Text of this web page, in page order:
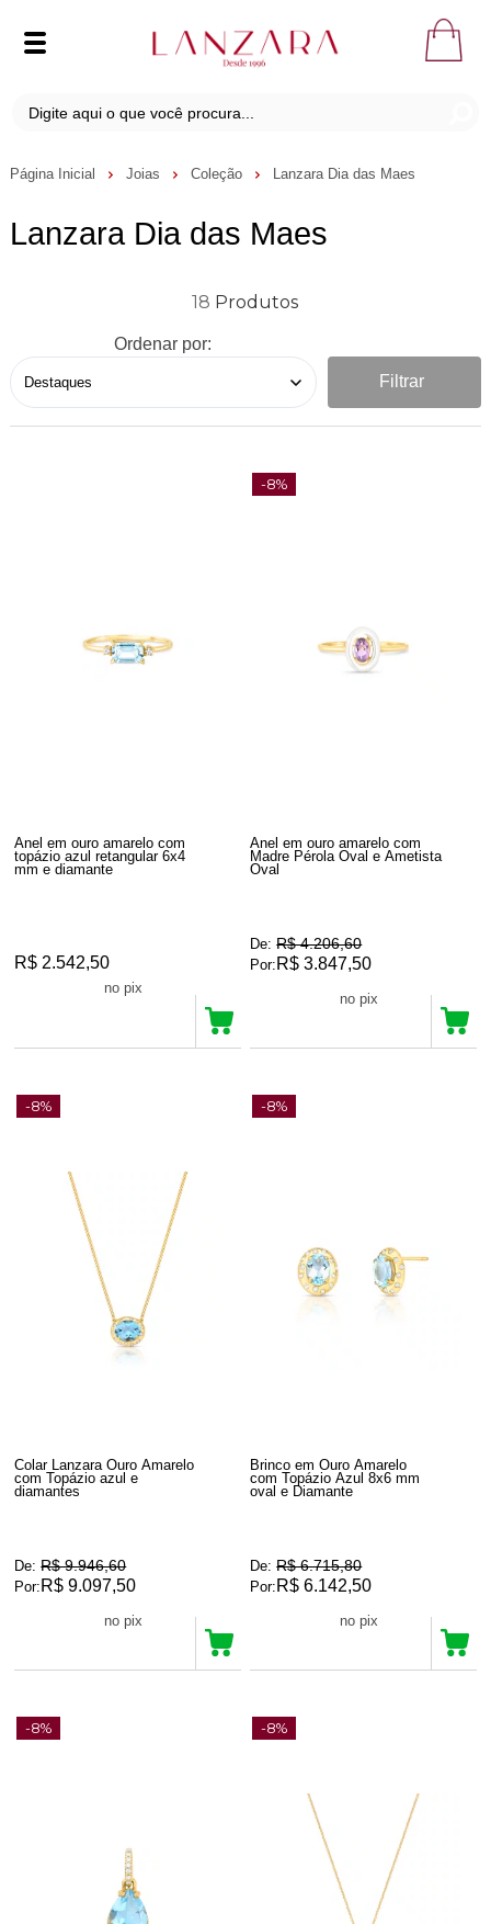
Página Inicial Joias Coleção Lanzara Dia das Maes
Lanzara Dia das Maes
18
Ordenar por:
Filtrar
Anel em ouro amarelo com
topázio azul retangular 6x4
mm e diamante
R$ 2.542,50
no pix
-8%
Anel em ouro amarelo com
Madre Pérola Oval e Ametista
Oval
De: R$ 4.206,60
Por: R$ 3.847,50
no pix
-8%
Colar Lanzara Ouro Amarelo
com Topázio azul e
diamantes
De: R$ 9.946,60
Por: R$ 9.097,50
no pix
-8%
Brinco em Ouro Amarelo
com Topázio Azul 8x6 mm
oval e Diamante
De: R$ 6.715,80
Por: R$ 6.142,50
no pix
-8% -8%